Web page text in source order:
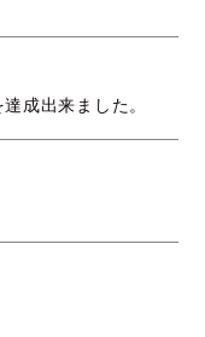
成出来ました。